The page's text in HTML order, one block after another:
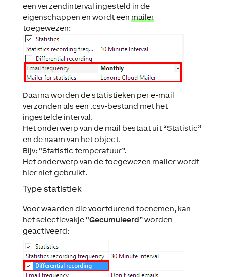
een verzendinterval ingesteld in de
eigenschappen en wordt een mailer
toegewezen:
Daarna worden de statistieken per e-mail
verzonden als een .csv-bestand met het
ingestelde interval.
Het onderwerp van de mail bestaat uit “Statistic”
en de naam van het object.
Bijv: “Statistic temperatuur”.
Het onderwerp van de toegewezen mailer wordt
hier niet gebruikt.
Type statistiek
Voor waarden die voortdurend toenemen, kan
het selectievakje “Gecumuleerd” worden
geactiveerd: